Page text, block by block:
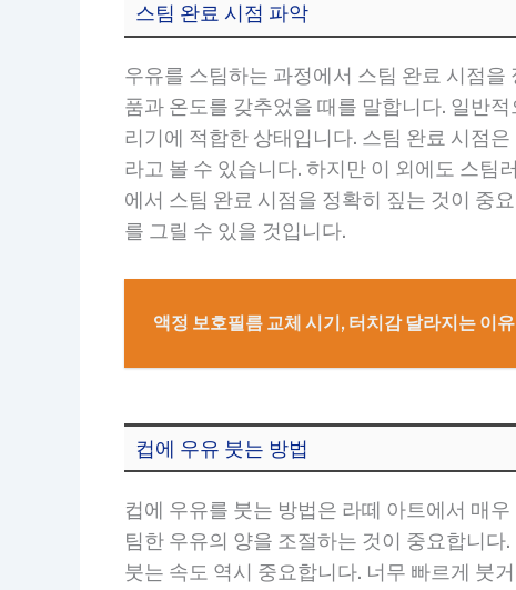
스팀 완료 시점 파악
우유를 스팀하는 과정에서 스팀 완료 시점
품과 온도를 갖추었을 때를 말합니다. 일반
리기에 적합한 상태입니다. 스팀 완료 시점은
라고 볼 수 있습니다. 하지만 이 외에도 스팀
에서 스팀 완료 시점을 정확히 짚는 것이 중
를 그릴 수 있을 것입니다.
액정 보호필름 교체 시기, 터치감 달라지는 이유
컵에 우유 붓는 방법
컵에 우유를 붓는 방법은 라떼 아트에서 매
팀한 우유의 양을 조절하는 것이 중요합니
붓는 속도 역시 중요합니다. 너무 빠르게 붓